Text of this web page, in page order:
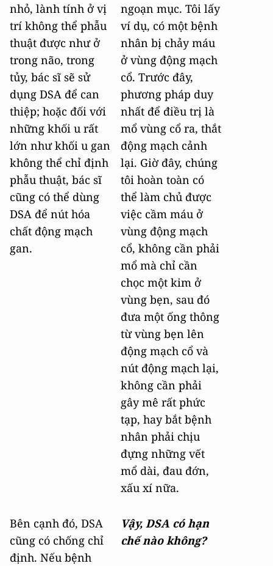
nhỏ, lành tính ở vị
trí không thể phẫu
thuật được như ở
trong não, trong
tủy, bác sĩ sẽ sử
dụng DSA để can
thiệp; hoặc đối với
những khối u rất
lớn như khối u gan
không thể chỉ định
phẫu thuật, bác sĩ
cũng có thể dùng
DSA để nút hóa
chất động mạch
gan.
ngoạn mục. Tôi lấy
ví dụ, có một bệnh
nhân bị chảy máu
ở vùng động mạch
cổ. Trước đây,
phương pháp duy
nhất để điều trị là
mổ vùng cổ ra, thắt
động mạch cảnh
lại. Giờ đây, chúng
tôi hoàn toàn có
thể làm chủ được
việc cầm máu ở
vùng động mạch
cổ, không cần phải
mổ mà chỉ cần
chọc một kim ở
vùng bẹn, sau đó
đưa một ống thông
từ vùng bẹn lên
động mạch cổ và
nút động mạch lại,
không cần phải
gây mê rất phức
tạp, hay bắt bệnh
nhân phải chịu
đựng những vết
mổ dài, đau đớn,
xấu xí nữa.
Bên cạnh đó, DSA
cũng có chống chỉ
định. Nếu bệnh
Vậy, DSA có hạn
chế nào không?